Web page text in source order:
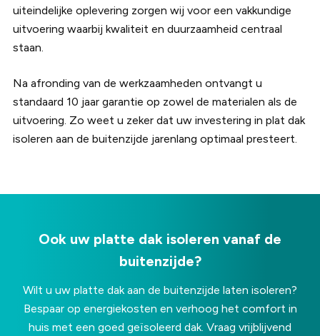
uiteindelijke oplevering zorgen wij voor een vakkundige
uitvoering waarbij kwaliteit en duurzaamheid centraal
staan.
Na afronding van de werkzaamheden ontvangt u
standaard 10 jaar garantie op zowel de materialen als de
uitvoering. Zo weet u zeker dat uw investering in plat dak
isoleren aan de buitenzijde jarenlang optimaal presteert.
Ook uw platte dak isoleren vanaf de
buitenzijde?
Wilt u uw platte dak aan de buitenzijde laten isoleren?
Bespaar op energiekosten en verhoog het comfort in
huis met een goed geïsoleerd dak. Vraag vrijblijvend